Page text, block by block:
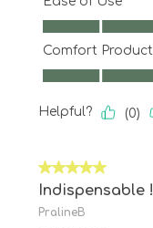
Ease of Use, 5.0
Comfort Product
Comfort
Helpful? (0)
5 out of 5 stars.
Indispensable !
PralineB